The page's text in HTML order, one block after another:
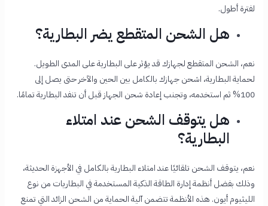
لفترة أطول.
هل الشحن المتقطع يضر البطارية؟
نعم، الشحن المتقطع لجهازك قد يؤثر على البطارية على المدى الطويل.
لحماية البطارية، اشحن جهازك بالكامل بين الحين والآخر حتى يصل إلى
100% ثم استخدمه، وتجنب إعادة شحن الجهاز قبل أن تنفد البطارية تمامًا.
هل يتوقف الشحن عند امتلاء
البطارية؟
نعم، يتوقف الشحن تلقائيًا عند امتلاء البطارية بالكامل في الأجهزة الحديثة،
وذلك بفضل أنظمة إدارة الطاقة الذكية المستخدمة في البطاريات من نوع
الليثيوم أيون. هذه الأنظمة تتضمن آلية الحماية من الشحن الزائد التي تمنع